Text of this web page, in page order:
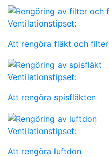
Ventilationstipset:
Att rengöra fläkt och filter
Ventilationstipset:
Att rengöra spisfläkten
Ventilationstipset:
Att rengöra luftdon